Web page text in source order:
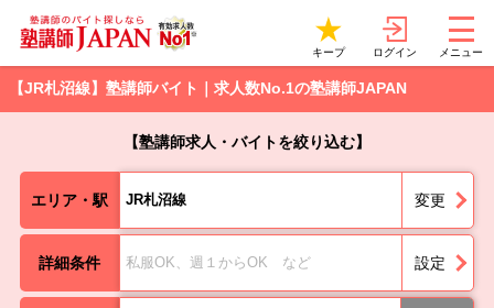
キープ ログイン メニュー
【JR札沼線】塾講師バイト｜求人数No.1の塾講師JAPAN
【塾講師求人・バイトを絞り込む】
エリア・駅 JR札沼線 変更
詳細条件 私服OK、週１からOK など 設定